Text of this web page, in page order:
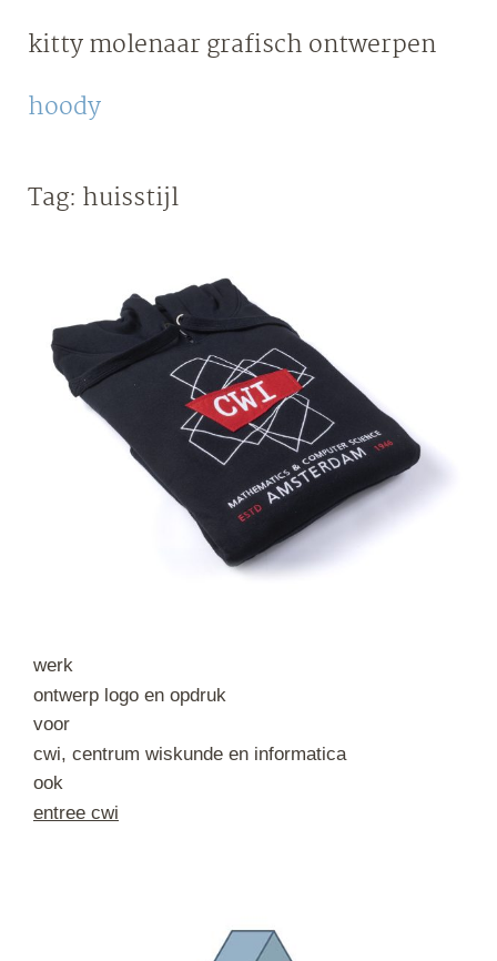
to
kitty molenaargrafisch ontwerpen
hoody
Tag: huisstijl
werk
ontwerp logo en opdruk
voor
cwi, centrum wiskunde en informatica
ook
entree cwi